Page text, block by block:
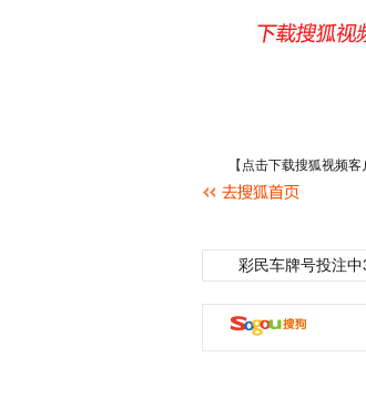
【 点击下载搜狐视频客
彩民车牌号投注